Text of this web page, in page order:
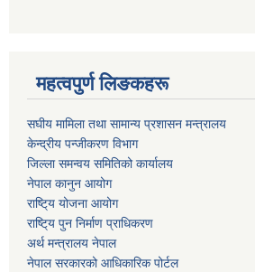
महत्वपुर्ण लिङकहरू
स‌घीय मामिला तथा सामान्य प्रशासन मन्त्रालय
केन्द्रीय पन्जीकरण विभाग
जिल्ला समन्वय समितिको कार्यालय
नेपाल कानुन आयोग
राष्टि्य योजना आयोग
राष्टि्य पुन निर्माण प्राधिकरण
अर्थ मन्त्रालय नेपाल
नेपाल सरकारको आधिकारिक पोर्टल